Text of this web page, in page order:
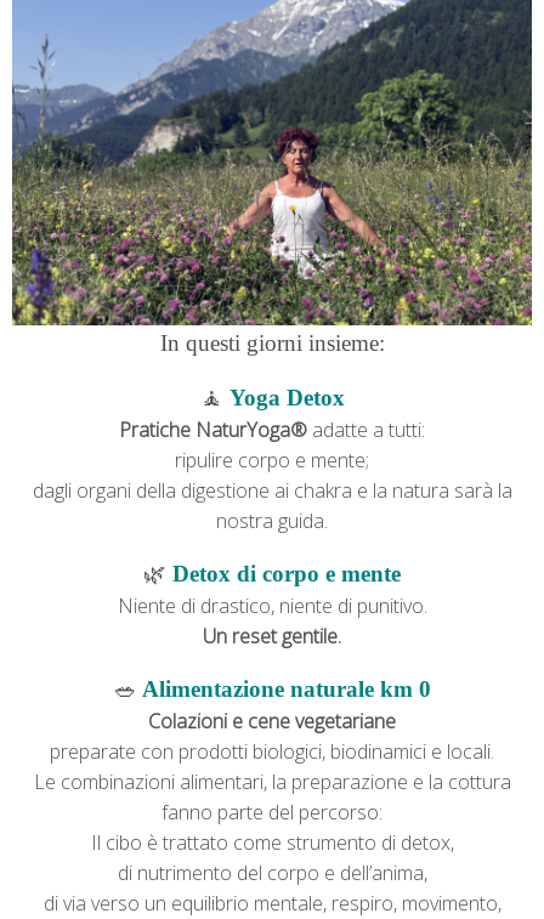
In questi giorni insieme:
🧘 Yoga Detox
Pratiche NaturYoga® adatte a tutti:
ripulire corpo e mente;
dagli organi della digestione ai chakra e la natura sarà la
nostra guida.
🌿 Detox di corpo e mente
Niente di drastico, niente di punitivo.
Un reset gentile.
🥗 Alimentazione naturale km 0
Colazioni e cene vegetariane
preparate con prodotti biologici, biodinamici e locali.
Le combinazioni alimentari, la preparazione e la cottura
fanno parte del percorso:
Il cibo è trattato come strumento di detox,
di nutrimento del corpo e dell’anima,
di via verso un equilibrio mentale, respiro, movimento,